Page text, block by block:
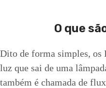
O que
Dito de forma simples, os
luz que sai de uma
também é chamada de